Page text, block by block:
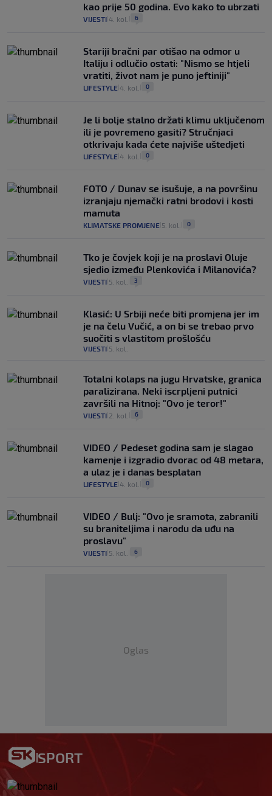
kao prije 50 godina. Evo kako to ubrzati
VIJESTI 4. kol. 6
Stariji bračni par otišao na odmor u
Italiju i odlučio ostati: "Nismo se htjeli
vratiti, život nam je puno jeftiniji"
LIFESTYLE 4. kol. 0
Je li bolje stalno držati klimu uključenom
ili je povremeno gasiti? Stručnjaci
otkrivaju kada ćete najviše uštedjeti
LIFESTYLE 4. kol. 0
FOTO / Dunav se isušuje, a na površinu
izranjaju njemački ratni brodovi i kosti
mamuta
KLIMATSKE PROMJENE 5. kol. 0
Tko je čovjek koji je na proslavi Oluje
sjedio između Plenkovića i Milanovića?
VIJESTI 5. kol. 3
Klasić: U Srbiji neće biti promjena jer im
je na čelu Vučić, a on bi se trebao prvo
suočiti s vlastitom prošlošću
VIJESTI 5. kol.
Totalni kolaps na jugu Hrvatske, granica
paralizirana. Neki iscrpljeni putnici
završili na Hitnoj: "Ovo je teror!"
VIJESTI 2. kol. 6
VIDEO / Pedeset godina sam je slagao
kamenje i izgradio dvorac od 48 metara,
a ulaz je i danas besplatan
LIFESTYLE 4. kol. 0
VIDEO / Bulj: "Ovo je sramota, zabranili
su braniteljima i narodu da uđu na
proslavu"
VIJESTI 5. kol. 6
Oglas
SPORT